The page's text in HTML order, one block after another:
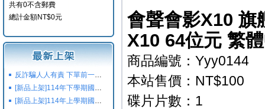
共有0不含郵費
總計金額NT$0元
反詐騙人人有責 下單前一定要注意
[新品上架]114年下學期國小國中高中命題光碟,校用卷,習作
[新品上架]114年上學期國小國中高中命題光碟,校用卷,習作
會聲會影X10
X10 64位元 繁
商品編號：Yyy0144
本站售價：NT$100
碟片片數：1